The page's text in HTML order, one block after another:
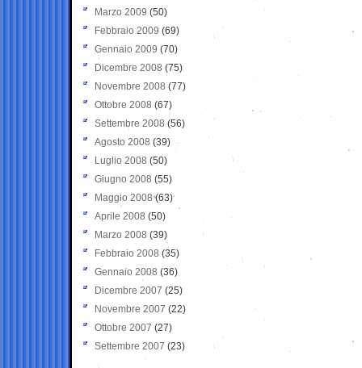
Marzo 2009 (50)
Febbraio 2009 (69)
Gennaio 2009 (70)
Dicembre 2008 (75)
Novembre 2008 (77)
Ottobre 2008 (67)
Settembre 2008 (56)
Agosto 2008 (39)
Luglio 2008 (50)
Giugno 2008 (55)
Maggio 2008(63)
Aprile 2008 (50)
Marzo 2008 (39)
Febbraio 2008 (35)
Gennaio 2008 (36)
Dicembre 2007 (25)
Novembre 2007 (22)
Ottobre 2007 (27)
Settembre 2007 (23)